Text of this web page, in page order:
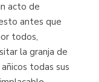
acto de
antes que
todos,
la granja de
todas sus